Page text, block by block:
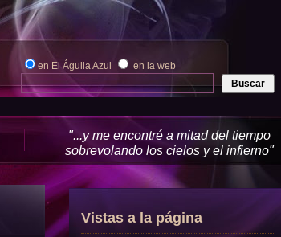
en El Águila Azul en la web
"...y me encontré a mitad del tiempo
sobrevolando los cielos y el infierno"
Vistas a la página